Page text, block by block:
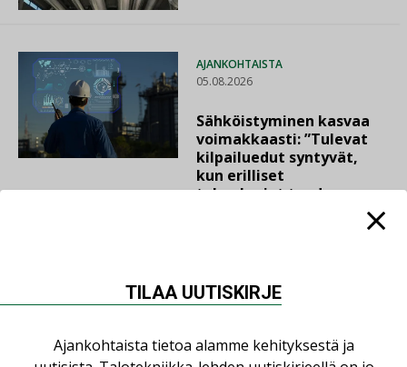
AJANKOHTAISTA
05.08.2026
Sähköistyminen kasvaa
voimakkaasti: ”Tulevat
kilpailuedut syntyvät,
kun erilliset
teknologiat tuodaan
LUETUIMMAT UUTISET
TILAA UUTISKIRJE
Ajankohtaista tietoa alamme kehityksestä ja